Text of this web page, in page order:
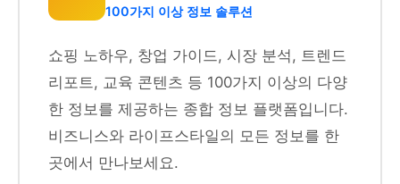
100가지 이상 정보 솔루션
쇼핑 노하우, 창업 가이드, 시장 분석, 트렌드
리포트, 교육 콘텐츠 등 100가지 이상의 다양
한 정보를 제공하는 종합 정보 플랫폼입니다.
비즈니스와 라이프스타일의 모든 정보를 한
곳에서 만나보세요.